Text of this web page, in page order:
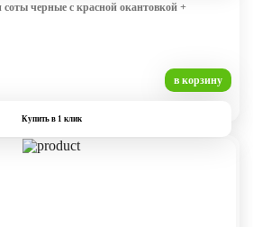
черные с красной окантовкой +
в корзину
Купить в 1 клик